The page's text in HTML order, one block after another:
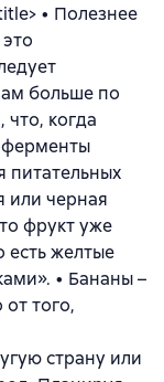
• Полезнее
больше по
когда
ферменты
питательных
или черная
фрукт уже
есть желтые
• Бананы –
того,
страну или